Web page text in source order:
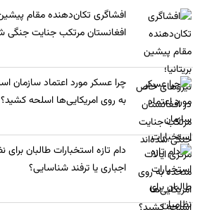
​افشاگری تکان‌دهنده مقام
افغانستان مرتکب جنایت جنگی
چرا عسکر مورد اعتماد سازمان
به روی امریکایی‌ها اسلحه کشید؟
​دام تازه استخبارات طالبان
اجباری یا ترفند شناسایی؟